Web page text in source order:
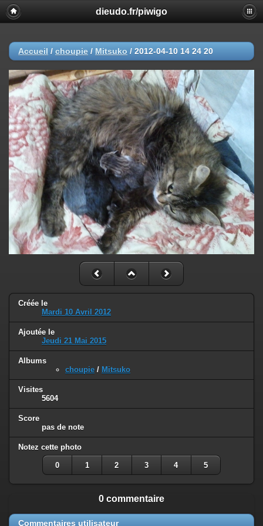
dieudo.fr/piwigo
Accueil / choupie / Mitsuko / 2012-04-10 14 24 20
Créée le
Mardi 10 Avril 2012
Ajoutée le
Jeudi 21 Mai 2015
Albums
choupie / Mitsuko
Visites
5604
Score
pas de note
Notez cette photo
0 1 2 3 4 5
0 commentaire
Commentaires utilisateur